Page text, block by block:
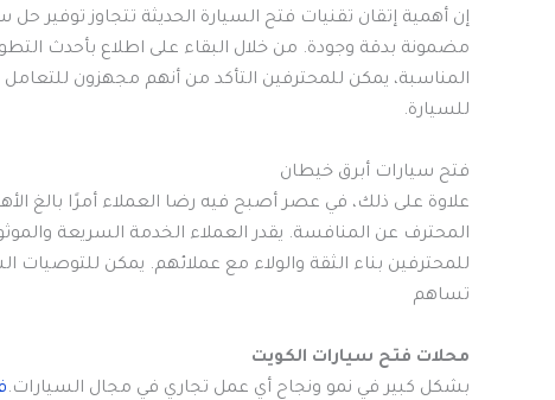
إن أهمية إتقان تقنيات فتح السيارة الحديثة تتجاوز توفير
مضمونة بدقة وجودة. من خلال البقاء على اطلاع بأحدث
المناسبة، يمكن للمحترفين التأكد من أنهم مجهزون
للسيارة.
فتح سيارات أبرق خيطان
علاوة على ذلك، في عصر أصبح فيه رضا العملاء أمرًا بالغ
المحترف عن المنافسة. يقدر العملاء الخدمة السريعة
للمحترفين بناء الثقة والولاء مع عملائهم. يمكن للتوصيات
تساهم
محلات فتح سيارات الكويت
بشكل كبير في نمو ونجاح أي عمل تجاري في مجال السيارات.